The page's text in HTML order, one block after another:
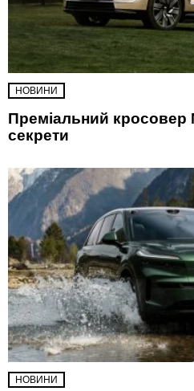
НОВИНИ
Преміальний кросовер
секрети
НОВИНИ